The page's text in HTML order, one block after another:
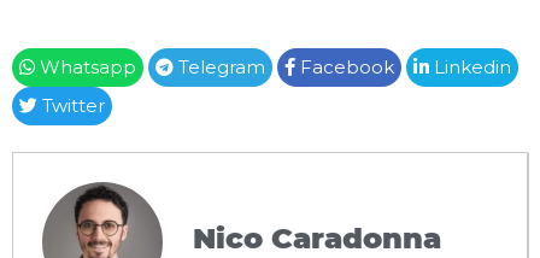
Whatsapp Telegram Facebook
Linkedin
Twitter
Nico Caradonna